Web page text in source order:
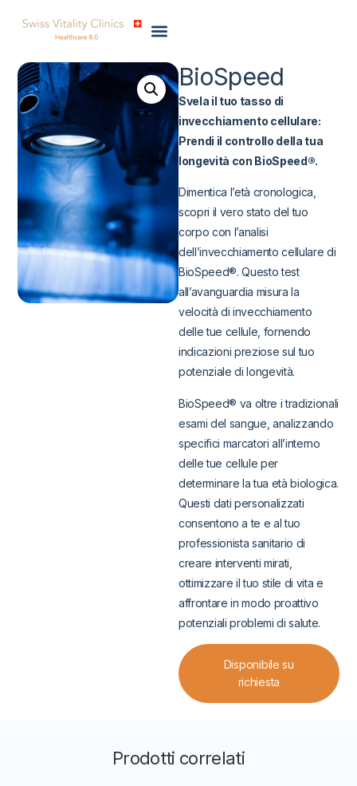
BioSpeed
Svela il tuo tasso di
invecchiamento cellulare:
Prendi il controllo della tua
longevità con BioSpeed®.
Dimentica l’età cronologica,
scopri il vero stato del tuo
corpo con l’analisi
dell’invecchiamento cellulare di
BioSpeed®. Questo test
all’avanguardia misura la
velocità di invecchiamento
delle tue cellule, fornendo
indicazioni preziose sul tuo
potenziale di longevità.
BioSpeed® va oltre i tradizionali
esami del sangue, analizzando
specifici marcatori all’interno
delle tue cellule per
determinare la tua età biologica.
Questi dati personalizzati
consentono a te e al tuo
professionista sanitario di
creare interventi mirati,
ottimizzare il tuo stile di vita e
affrontare in modo proattivo
potenziali problemi di salute.
Disponibile su
richiesta
Prodotti correlati